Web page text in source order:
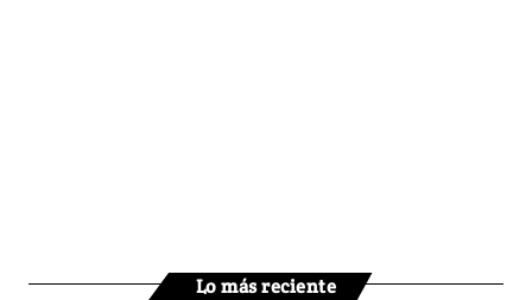
Lo más reciente